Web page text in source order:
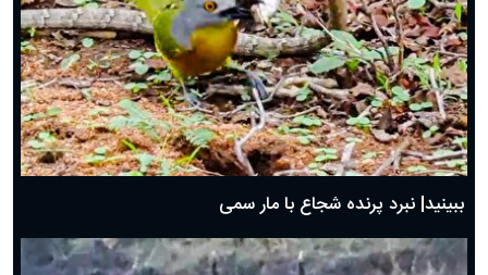
ببینید| نبرد پرنده شجاع با مار سمی